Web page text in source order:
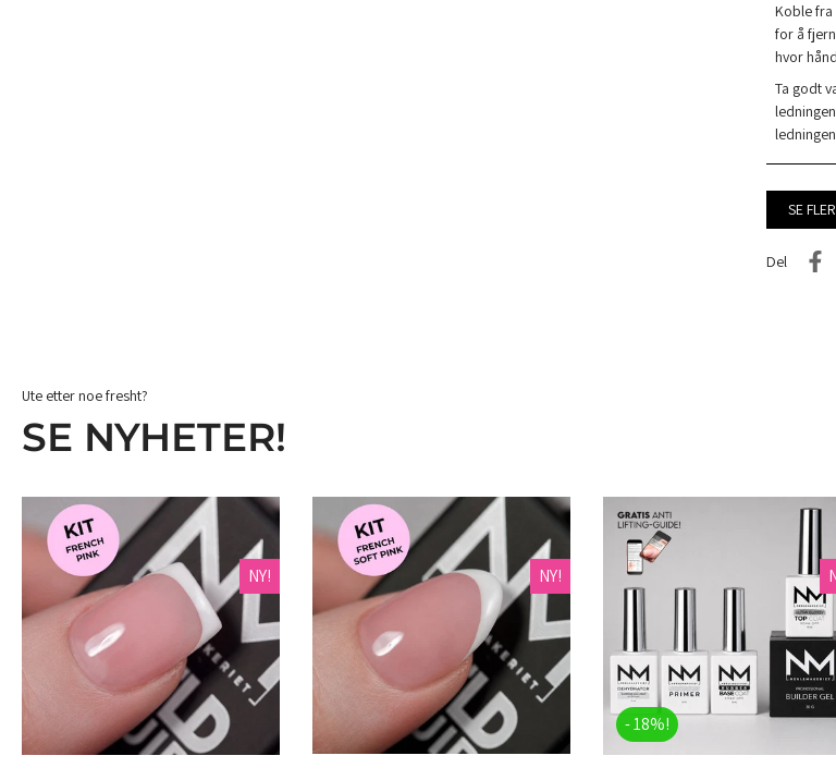
Koble fra
for å
hvor
Ta godt
SE
Del
Ute etter noe fresht?
SE NYHETER!
Legg i handlekurv
NY! NY!
Legg i handlekurv
- 18%!